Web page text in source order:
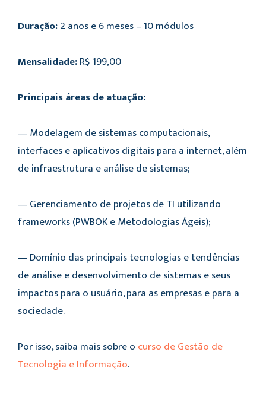
Duração:2 anos e 6 meses – 10 módulos
Mensalidade:R$ 199,00
Principais áreas de atuação:
— Modelagem de sistemas computacionais,
interfaces e aplicativos digitais para a internet, além
de infraestrutura e análise de sistemas;
— Gerenciamento de projetos de TI utilizando
frameworks (PWBOK e Metodologias Ágeis);
— Domínio das principais tecnologias e tendências
de análise e desenvolvimento de sistemas e seus
impactos para o usuário, para as empresas e para a
sociedade.
Por isso, saiba mais sobre o curso de Gestão de
Tecnologia e Informação.